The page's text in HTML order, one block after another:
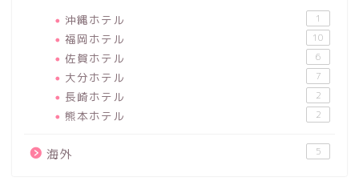
沖縄ホテル 1
福岡ホテル 10
佐賀ホテル 6
大分ホテル 7
長崎ホテル 2
熊本ホテル 2
海外 5